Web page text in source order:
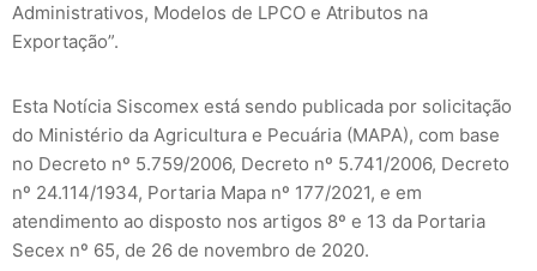
Administrativos, Modelos de LPCO e Atributos na
Exportação”.
Esta Notícia Siscomex está sendo publicada por solicitação
do Ministério da Agricultura e Pecuária (MAPA), com base
no Decreto nº 5.759/2006, Decreto nº 5.741/2006, Decreto
nº 24.114/1934, Portaria Mapa nº 177/2021, e em
atendimento ao disposto nos artigos 8º e 13 da Portaria
Secex nº 65, de 26 de novembro de 2020.